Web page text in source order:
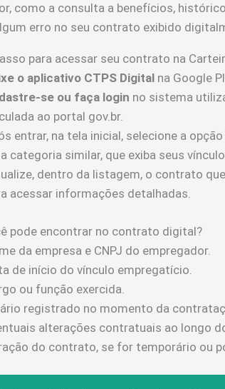
como a consulta a benefícios,
erro no seu contrato exibido
para acessar seu contrato na
o aplicativo CTPS Digital na Google
se ou faça login no sistema
ao portal gov.br.
entrar, na tela inicial, selecione a opção
categoria similar, que exiba seus
dentro da listagem, o contrato
acessar informações detalhadas.
pode encontrar no contrato digital?
da empresa e CNPJ do empregador.
de início do vínculo empregatício.
ou função exercida.
registrado no momento da
alterações contratuais ao longo
do contrato, se for temporário ou